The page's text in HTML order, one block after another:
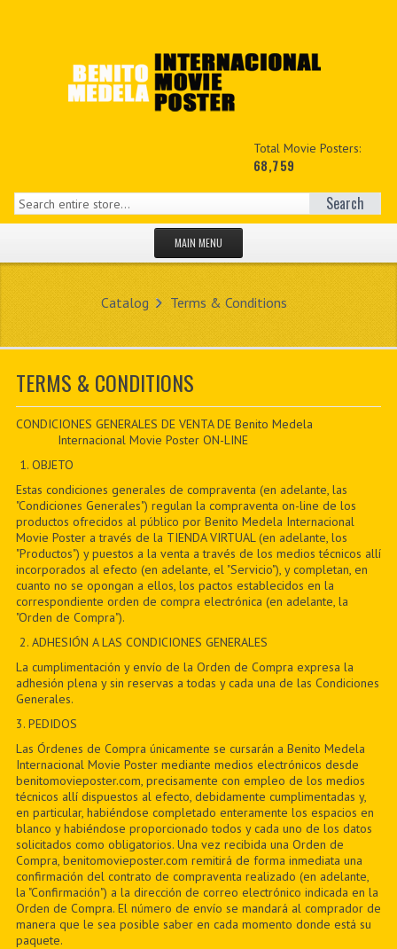
Total Movie Posters:
68,759
Search
MAIN MENU
MY ACCOUNT
CONTACT US
PDF BOOKS
Catalog Terms & Conditions
TERMS & CONDITIONS
CONDICIONES GENERALES DE VENTA DE Benito Medela
Internacional Movie Poster ON-LINE
1. OBJETO
Estas condiciones generales de compraventa (en adelante, las
"Condiciones Generales") regulan la compraventa on-line de los
productos ofrecidos al público por Benito Medela Internacional
Movie Poster a través de la TIENDA VIRTUAL (en adelante, los
"Productos") y puestos a la venta a través de los medios técnicos allí
incorporados al efecto (en adelante, el "Servicio"), y completan, en
cuanto no se opongan a ellos, los pactos establecidos en la
correspondiente orden de compra electrónica (en adelante, la
"Orden de Compra").
2. ADHESIÓN A LAS CONDICIONES GENERALES
La cumplimentación y envío de la Orden de Compra expresa la
adhesión plena y sin reservas a todas y cada una de las Condiciones
Generales.
3. PEDIDOS
Las Órdenes de Compra únicamente se cursarán a Benito Medela
Internacional Movie Poster mediante medios electrónicos desde
benitomovieposter.com, precisamente con empleo de los medios
técnicos allí dispuestos al efecto, debidamente cumplimentadas y,
en particular, habiéndose completado enteramente los espacios en
blanco y habiéndose proporcionado todos y cada uno de los datos
solicitados como obligatorios. Una vez recibida una Orden de
Compra, benitomovieposter.com remitirá de forma inmediata una
confirmación del contrato de compraventa realizado (en adelante,
la "Confirmación") a la dirección de correo electrónico indicada en la
Orden de Compra. El número de envío se mandará al comprador de
manera que le sea posible saber en cada momento donde está su
paquete.